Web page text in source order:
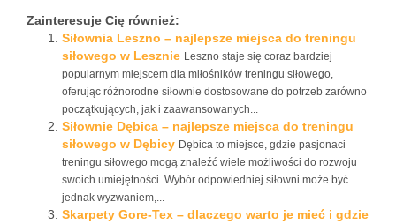
Zainteresuje Cię również:
Siłownia Leszno – najlepsze miejsca do treningu
siłowego w Lesznie Leszno staje się coraz bardziej
popularnym miejscem dla miłośników treningu siłowego,
oferując różnorodne siłownie dostosowane do potrzeb zarówno
początkujących, jak i zaawansowanych...
Siłownie Dębica – najlepsze miejsca do treningu
siłowego w Dębicy Dębica to miejsce, gdzie pasjonaci
treningu siłowego mogą znaleźć wiele możliwości do rozwoju
swoich umiejętności. Wybór odpowiedniej siłowni może być
jednak wyzwaniem,...
Skarpety Gore-Tex – dlaczego warto je mieć i gdzie